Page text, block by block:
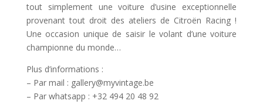
tout simplement une voiture d’usine exceptionnelle
provenant tout droit des ateliers de Citroën Racing !
Une occasion unique de saisir le volant d’une voiture
championne du monde…
Plus d’informations :
– Par mail : gallery@myvintage.be
– Par whatsapp : +32 494 20 48 92